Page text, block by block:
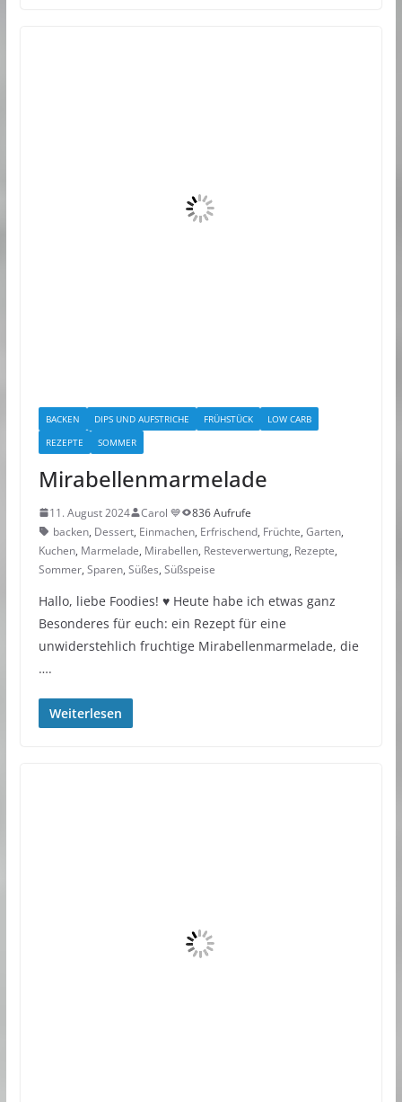
BACKEN DIPS UND AUFSTRICHE FRÜHSTÜCK
LOW CARB
REZEPTE
SOMMER
Mirabellenmarmelade
11. August 2024 Carol 💙
836 Aufrufe
backen, Dessert, Einmachen, Erfrischend, Früchte, Garten,
Kuchen, Marmelade, Mirabellen, Resteverwertung, Rezepte,
Sommer, Sparen, Süßes, Süßspeise
Hallo, liebe Foodies! ♥︎ Heute habe ich etwas ganz
Besonderes für euch: ein Rezept für eine
unwiderstehlich fruchtige Mirabellenmarmelade, die
….
Weiterlesen